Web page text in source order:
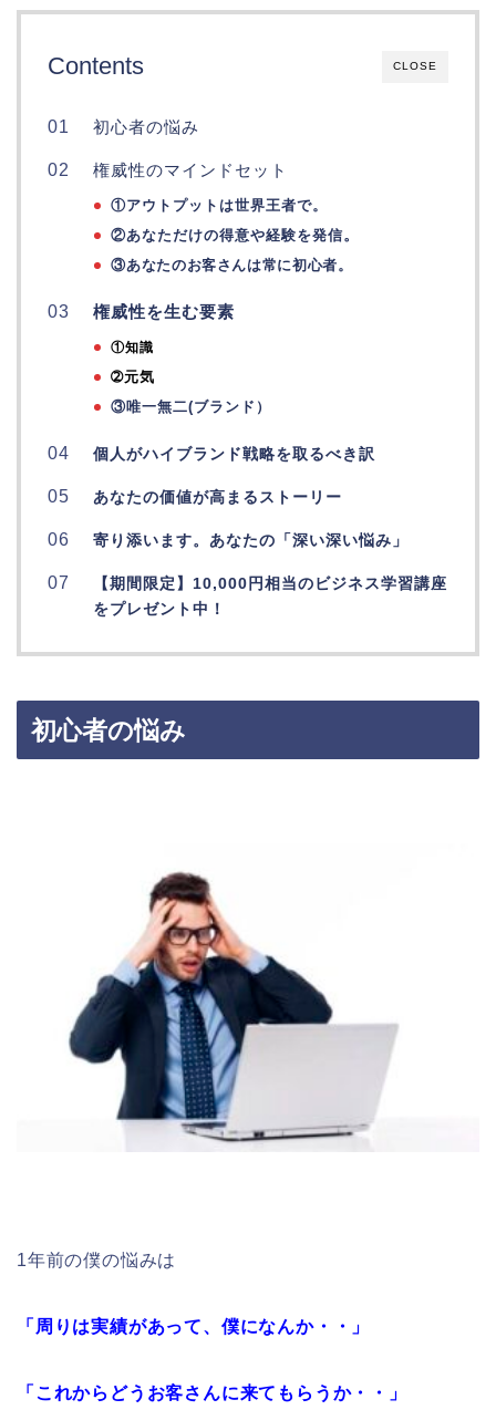
CLOSE
Contents
初心者の悩み
権威性のマインドセット
①アウトプットは世界王者で。
②あなただけの得意や経験を発信。
③あなたのお客さんは常に初心者。
権威性を生む要素
①知識
➁元気
③唯一無二(ブランド）
個人がハイブランド戦略を取るべき訳
あなたの価値が高まるストーリー
寄り添います。 あなたの「深い深い悩み」
【期間限定】10,000円相当のビジネス学習講座
をプレゼント中！
初心者の悩み
1年前の僕の悩みは
「周りは実績があって、僕になんか・・」
「これからどうお客さんに来てもらうか・・」